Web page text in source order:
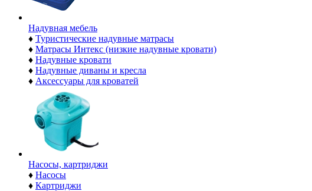
Надувная мебель
♦ Туристические надувные матрасы
♦ Матрасы Интекс (низкие надувные кровати)
♦ Надувные кровати
♦ Надувные диваны и кресла
♦ Аксессуары для кроватей
Насосы, картриджи
♦ Насосы
♦ Картриджи